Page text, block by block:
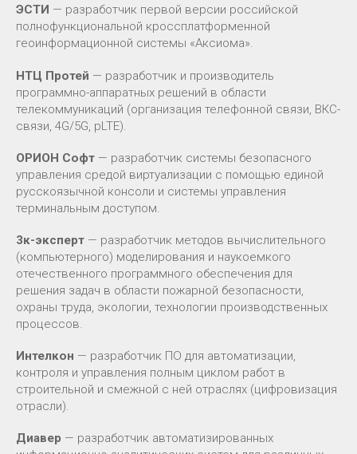
ЭСТИ — разработчик первой версии российской
полнофункциональной кроссплатформенной
геоинформационной системы «Аксиома».
НТЦ Протей — разработчик и производитель
программно-аппаратных решений в области
телекоммуникаций (организация телефонной связи, ВКС-
связи, 4G/5G, pLTE).
ОРИОН Софт — разработчик системы безопасного
управления средой виртуализации с помощью единой
русскоязычной консоли и системы управления
терминальным доступом.
3к-эксперт — разработчик методов вычислительного
(компьютерного) моделирования и наукоемкого
отечественного программного обеспечения для
решения задач в области пожарной безопасности,
охраны труда, экологии, технологии производственных
процессов.
Интелкон — разработчик ПО для автоматизации,
контроля и управления полным циклом работ в
строительной и смежной с ней отраслях (цифровизация
отрасли).
Диавер — разработчик автоматизированных